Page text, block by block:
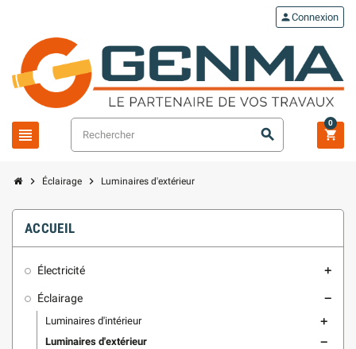
view_headline search
personConnexion
shopping_cart
0
chevron_right Éclairage chevron_right Luminaires d'extérieur
ACCUEIL
Électricité add
Éclairage remove
Luminaires d'intérieur add
Luminaires d'extérieur remove